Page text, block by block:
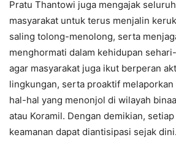
Pratu Thantowi juga mengajak
masyarakat untuk terus menjalin
saling tolong-menolong, serta
menghormati dalam kehidupan
agar masyarakat juga ikut berperan
lingkungan, serta proaktif melaporkan
hal-hal yang menonjol di wilayah
atau Koramil. Dengan demikian,
keamanan dapat diantisipasi sejak dini.